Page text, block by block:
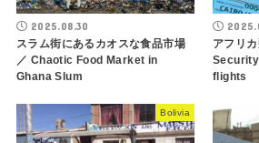
2025.08.30
スラム街にあるカオスな食品市場
／ Chaotic Food Market in
Ghana Slum
アフリ
flights
Bolivia